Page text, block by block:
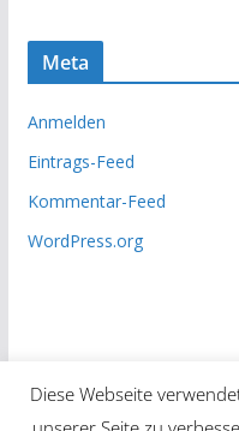
Meta
Anmelden
Eintrags-Feed
Kommentar-Feed
WordPress.org
Diese Webseite